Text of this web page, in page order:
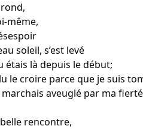
même,
soleil, s’est levé
étais là depuis le début;
le croire parce que je suis
aveuglé par ma
rencontre,